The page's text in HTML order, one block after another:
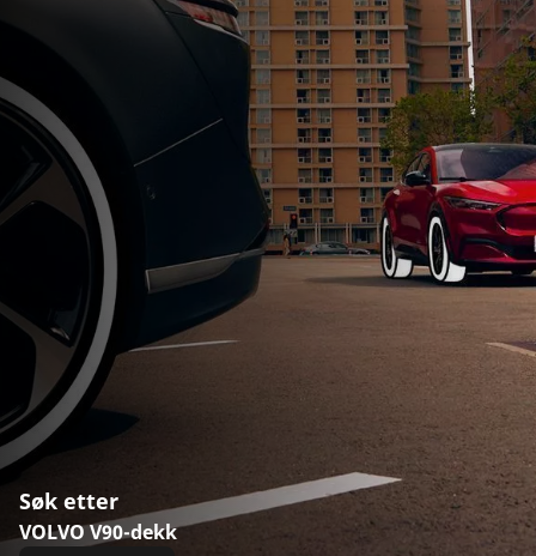
Søk etter
VOLVO V90-dekk